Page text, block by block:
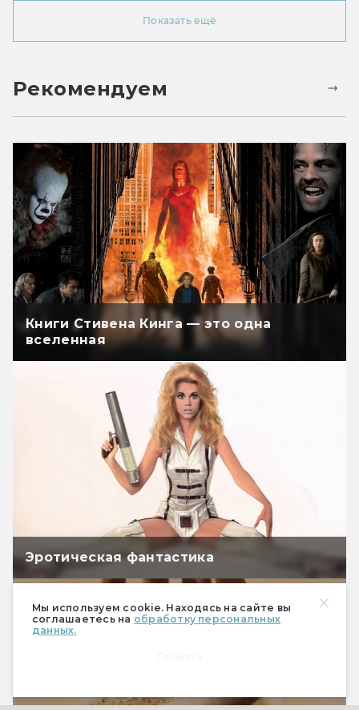
Мы используем cookie. Находясь на сайте вы
соглашаетесь на обработку персональных
данных.
Показать ещё
Рекомендуем
Книги Стивена Кинга — это одна
вселенная
Эротическая фантастика